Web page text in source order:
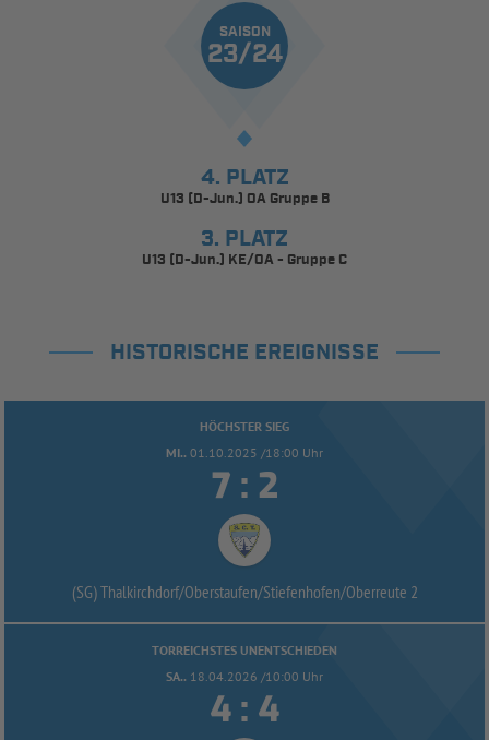
SAISON
23/24
4. PLATZ
U13 (D-Jun.) OA Gruppe B
3. PLATZ
U13 (D-Jun.) KE/OA - Gruppe C
HISTORISCHE EREIGNISSE
HÖCHSTER SIEG
MI.. 01.10.2025 /18:00 Uhr
 : 
(SG) Thalkirchdorf/Oberstaufen/Stiefenhofen/Oberreute 2
TORREICHSTES UNENTSCHIEDEN
SA.. 18.04.2026 /10:00 Uhr
 : 